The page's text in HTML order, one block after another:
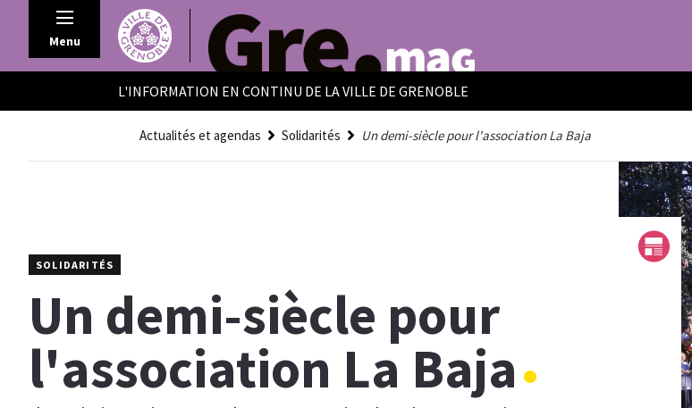
Panneau de gestion des cookies
Menu
L'INFORMATION EN CONTINU DE LA VILLE DE GRENOBLE
Actualités et agendas Solidarités Un demi-siècle pour l'association La Baja
Un demi-siècle pour
l'association La Baja
SOLIDARITÉS